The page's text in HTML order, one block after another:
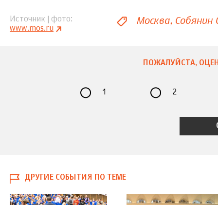
Источник | фото
www.mos.ru
Москва Собянин
ПОЖАЛУЙСТА,
1 2
ДРУГИЕ СОБЫТИЯ ПО ТЕМЕ